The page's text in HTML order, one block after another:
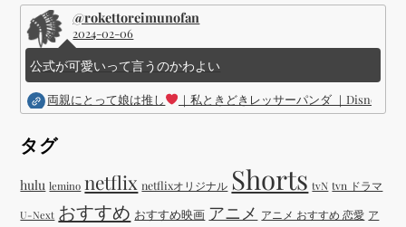
@rokettoreimunofan
2024-02-06
公式が可愛いって言うのかわよい
両親にとって娘は推し ｜私ときどきレッサーパンダ ｜Disney (
タグ
hulu lemino netflix netflixオリジナル Shorts tvN tvn ドラマ
U-Next おすすめ おすすめ映画 アニメ アニメ おすすめ 恋愛 ア